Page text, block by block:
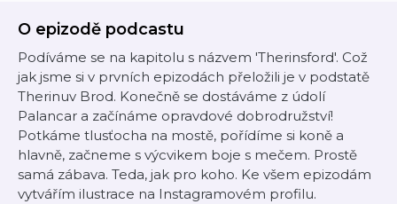
O epizodě podcastu
Podíváme se na kapitolu s názvem 'Therinsford'. Což
jak jsme si v prvních epizodách přeložili je v podstatě
Therinuv Brod. Konečně se dostáváme z údolí
Palancar a začínáme opravdové dobrodružství!
Potkáme tlusťocha na mostě, pořídíme si koně a
hlavně, začneme s výcvikem boje s mečem. Prostě
samá zábava. Teda, jak pro koho. Ke všem epizodám
vytvářím ilustrace na Instagramovém profilu.